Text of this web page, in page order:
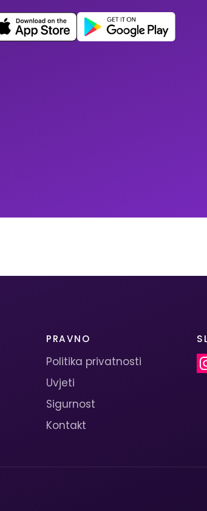
PRAVNO
Politika privatnosti
Uvjeti
Sigurnost
Kontakt